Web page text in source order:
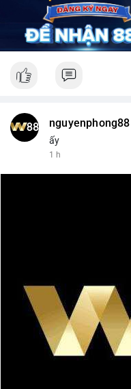
nguyenphong88
ấy
1 h